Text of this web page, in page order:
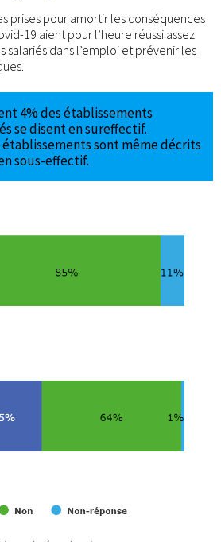
prises pour amortir les conséquences
19 aient pour l’heure réussi assez
salariés dans l’emploi et prévenir les
4% des établissements
se disent en sureffectif.
établissements sont même décrits
sous-effectif.